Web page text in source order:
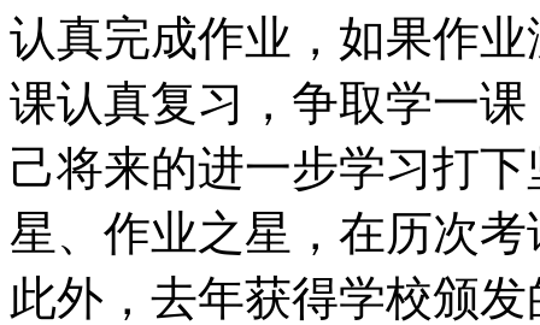
认真完成作业，如果作
课认真复习，争取学一
己将来的进一步学习打
星、作业之星，在历次
此外，去年获得学校颁